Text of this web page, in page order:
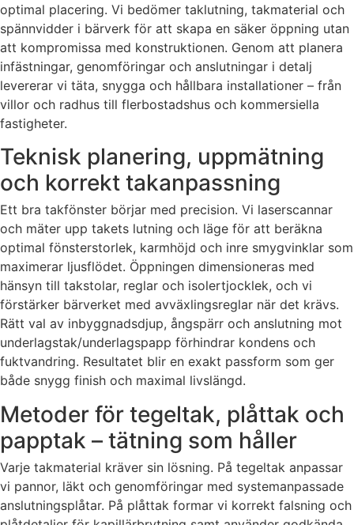
optimal placering. Vi bedömer taklutning, takmaterial och
spännvidder i bärverk för att skapa en säker öppning utan
att kompromissa med konstruktionen. Genom att planera
infästningar, genomföringar och anslutningar i detalj
levererar vi täta, snygga och hållbara installationer – från
villor och radhus till flerbostadshus och kommersiella
fastigheter.
Teknisk planering, uppmätning
och korrekt takanpassning
Ett bra takfönster börjar med precision. Vi laserscannar
och mäter upp takets lutning och läge för att beräkna
optimal fönsterstorlek, karmhöjd och inre smygvinklar som
maximerar ljusflödet. Öppningen dimensioneras med
hänsyn till takstolar, reglar och isolertjocklek, och vi
förstärker bärverket med avväxlingsreglar när det krävs.
Rätt val av inbyggnadsdjup, ångspärr och anslutning mot
underlagstak/underlagspapp förhindrar kondens och
fuktvandring. Resultatet blir en exakt passform som ger
både snygg finish och maximal livslängd.
Metoder för tegeltak, plåttak och
papptak – tätning som håller
Varje takmaterial kräver sin lösning. På tegeltak anpassar
vi pannor, läkt och genomföringar med systemanpassade
anslutningsplåtar. På plåttak formar vi korrekt falsning och